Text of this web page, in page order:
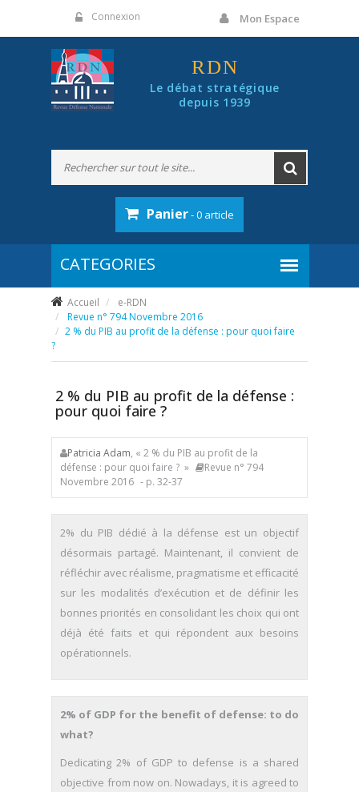
Connexion Mon Espace
RDN
Le débat stratégique
depuis 1939
Panier- 0 article
Accueil
e-RDN
Revue n° 794 Novembre 2016
2 % du PIB au profit de la défense : pour quoi faire
?
2 % du PIB au profit de la défense :
pour quoi faire ?
Patricia Adam, « 2 % du PIB au profit de la
défense : pour quoi faire ? »
Revue n° 794
Novembre 2016 - p. 32-37
2% du PIB dédié à la défense est un objectif
désormais partagé. Maintenant, il convient de
réfléchir avec réalisme, pragmatisme et efficacité
sur les modalités d’exécution et de définir les
bonnes priorités en consolidant les choix qui ont
déjà été faits et qui répondent aux besoins
opérationnels.
2% of GDP for the benefit of defense: to do
what?
Dedicating 2% of GDP to defense is a shared
objective from now on. Nowadays, it is agreed to